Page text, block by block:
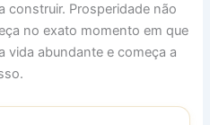
construir. Prosperidade não
no exato momento em que
vida abundante e começa a